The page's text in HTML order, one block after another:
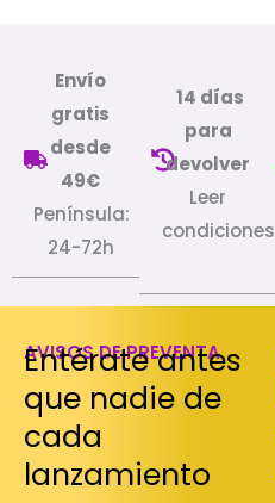
Envío
gratis
desde
49€
Península:
24-72h
14 días
para
devolver
Leer
condiciones
AVISOS DE PREVENTA
Entérate antes
que nadie de
cada
lanzamiento